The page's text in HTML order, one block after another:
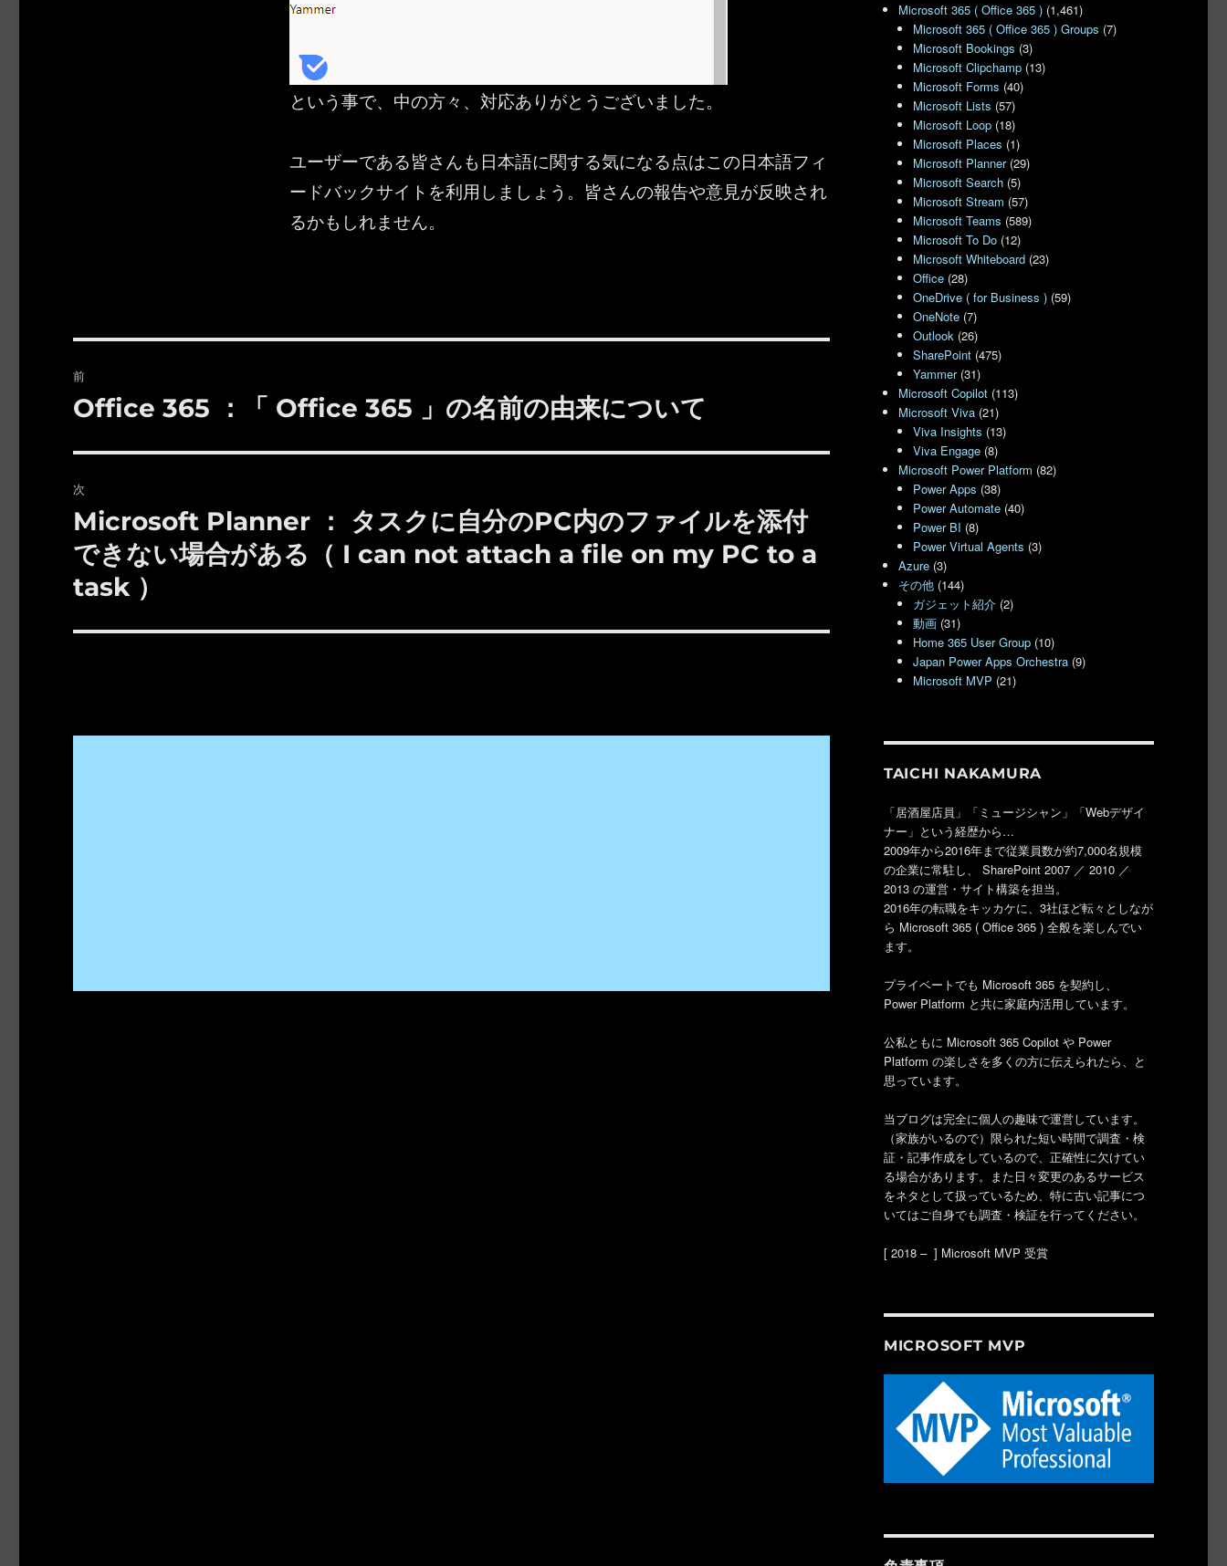
という事で、中の方々、対応ありがとうございました。
ユーザーである皆さんも日本語に関する気になる点はこの日本語フィ
ードバックサイトを利用しましょう。皆さんの報告や意見が反映され
るかもしれません。
稿
ゲ
ー
シ
ョ
前
前
投
稿:
Office 365 ：「 Office 365 」の名前の由来について
次
次
の
投
稿:
Microsoft Planner ： タスクに自分のPC内のファイルを添付
できない場合がある（ I can not attach a file on my PC to a
task ）
Microsoft 365 ( Office 365 ) (1,461)
Microsoft 365 ( Office 365 ) Groups (7)
Microsoft Bookings (3)
Microsoft Clipchamp (13)
Microsoft Forms (40)
Microsoft Lists (57)
Microsoft Loop (18)
Microsoft Places (1)
Microsoft Planner(29)
Microsoft Search (5)
Microsoft Stream (57)
Microsoft Teams (589)
Microsoft To Do (12)
Microsoft Whiteboard (23)
Office (28)
OneDrive ( for Business ) (59)
OneNote (7)
Outlook (26)
SharePoint (475)
Yammer(31)
Microsoft Copilot (113)
Microsoft Viva (21)
Viva Insights (13)
Viva Engage (8)
Microsoft Power Platform (82)
Power Apps (38)
Power Automate (40)
Power BI (8)
Power Virtual Agents (3)
Azure (3)
その他 (144)
ガジェット紹介 (2)
動画 (31)
Home 365 User Group (10)
Japan Power Apps Orchestra (9)
Microsoft MVP (21)
TAICHI NAKAMURA
「居酒屋店員」「ミュージシャン」「Webデザイ
ナー」という経歴から…
2009年から2016年まで従業員数が約7,000名規模
の企業に常駐し、 SharePoint 2007 ／ 2010 ／
2013 の運営・サイト構築を担当。
2016年の転職をキッカケに、3社ほど転々としなが
ら Microsoft 365 ( Office 365 ) 全般を楽しんでい
ます。
プライベートでも Microsoft 365 を契約し、
Power Platform と共に家庭内活用しています。
公私ともに Microsoft 365 Copilot や Power
Platform の楽しさを多くの方に伝えられたら、と
思っています。
当ブログは完全に個人の趣味で運営しています。
（家族がいるので）限られた短い時間で調査・検
証・記事作成をしているので、正確性に欠けてい
る場合があります。また日々変更のあるサービス
をネタとして扱っているため、特に古い記事につ
いてはご自身でも調査・検証を行ってください。
[ 2018 – ] Microsoft MVP 受賞
MICROSOFT MVP